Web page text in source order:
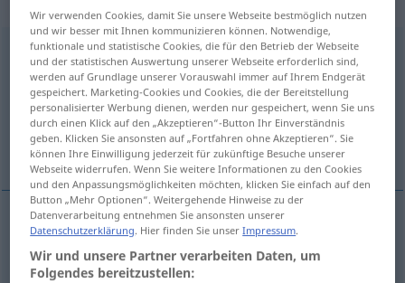
kommunistisch
Übersicht aller Übersetzungen
(Für mehr Details die Übersetzung anklicken/antippen)
komunistyczny
komunistyczny kommunistisch
Wir verwenden Cookies, damit Sie unsere Webseite bestmöglich nutzen
und wir besser mit Ihnen kommunizieren können. Notwendige,
funktionale und statistische Cookies, die für den Betrieb der Webseite
und der statistischen Auswertung unserer Webseite erforderlich sind,
werden auf Grundlage unserer Vorauswahl immer auf Ihrem Endgerät
gespeichert. Marketing-Cookies und Cookies, die der Bereitstellung
personalisierter Werbung dienen, werden nur gespeichert, wenn Sie uns
durch einen Klick auf den „Akzeptieren“-Button Ihr Einverständnis
geben. Klicken Sie ansonsten auf „Fortfahren ohne Akzeptieren“. Sie
können Ihre Einwilligung jederzeit für zukünftige Besuche unserer
Webseite widerrufen. Wenn Sie weitere Informationen zu den Cookies
und den Anpassungsmöglichkeiten möchten, klicken Sie einfach auf den
Button „Mehr Optionen“. Weitergehende Hinweise zu der
Datenverarbeitung entnehmen Sie ansonsten unserer
Datenschutzerklärung. Hier finden Sie unserImpressum.
Wir und unsere Partner verarbeiten Daten, um
Folgendes bereitzustellen: